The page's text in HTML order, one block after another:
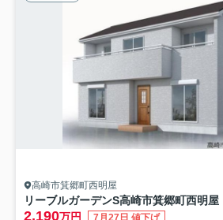
高崎市箕郷町西明屋
リーブルガーデンS高崎市箕郷町西明
2,190万円 7月27日 値下げ